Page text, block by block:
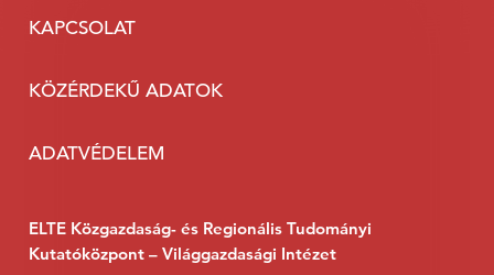
KAPCSOLAT
KÖZÉRDEKŰ ADATOK
ADATVÉDELEM
ELTE Közgazdaság- és Regionális Tudományi
Kutatóközpont – Világgazdasági Intézet